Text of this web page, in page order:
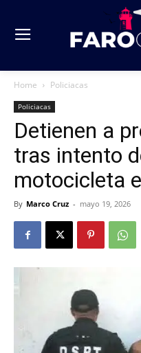
Home Policiacas
Policiacas
Detienen a
tras intento
motocicleta
By Marco Cruz - mayo 19, 2026